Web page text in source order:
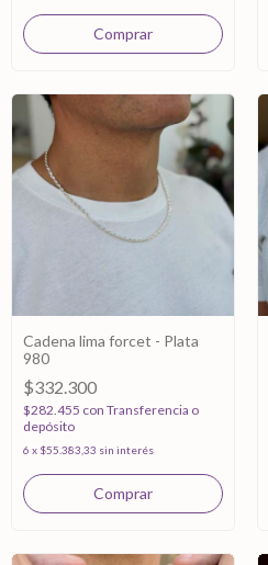
Cadena lima forcet - Plata
980
$332.300
$282.455 con Transferencia o
depósito
6 x $55.383,33 sin interés